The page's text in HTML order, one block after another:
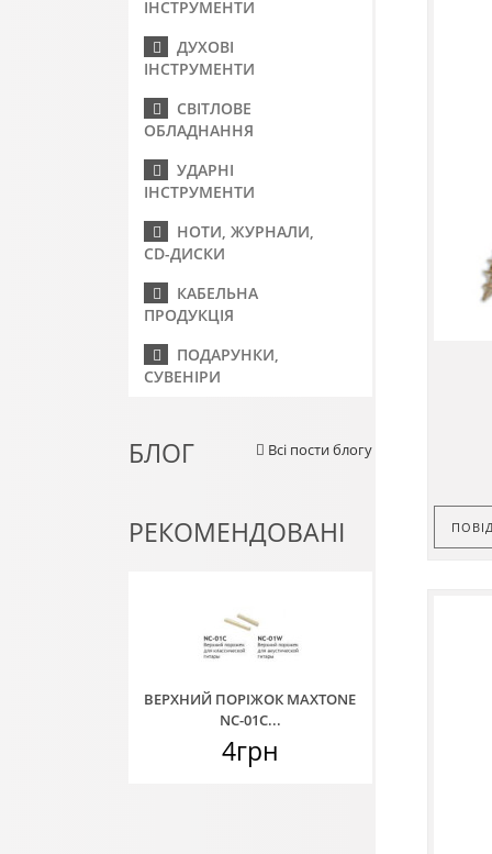
ІНСТРУМЕНТИ
ДУХОВІ
ІНСТРУМЕНТИ
СВІТЛОВЕ
ОБЛАДНАННЯ
УДАРНІ
ІНСТРУМЕНТИ
НОТИ, ЖУРНАЛИ,
CD-ДИСКИ
КАБЕЛЬНА
ПРОДУКЦІЯ
ПОДАРУНКИ,
СУВЕНІРИ
БЛОГ Всі пости блогу
РЕКОМЕНДОВАНІ
ВЕРХНИЙ ПОРІЖОК MAXTONE
NC-01C...
4грн